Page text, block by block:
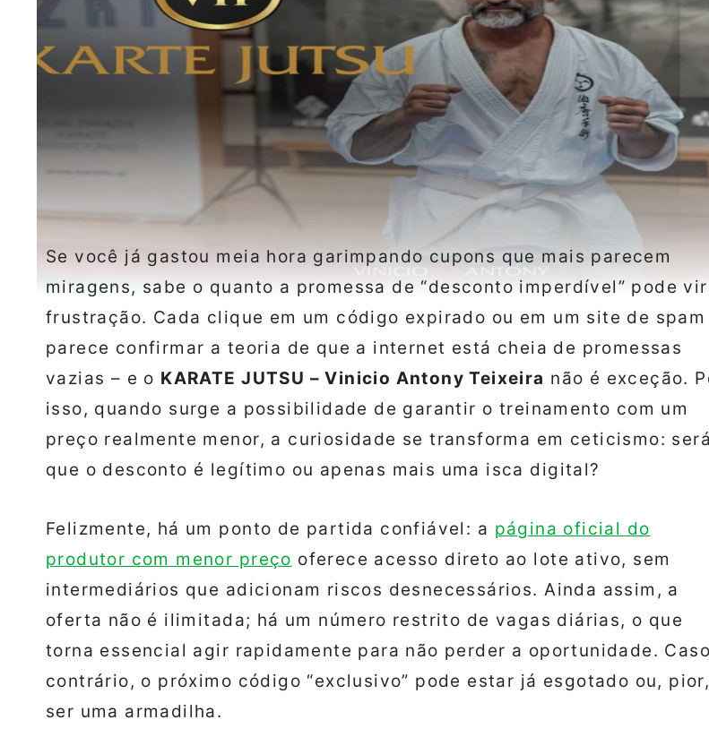
Se você já gastou meia hora garimpando cupons que mais parecem
miragens, sabe o quanto a promessa de “desconto imperdível” pode
frustração. Cada clique em um código expirado ou em um site de spam
parece confirmar a teoria de que a internet está cheia de promessas
vazias – e o KARATE JUTSU – Vinicio Antony Teixeira não é exceção.
isso, quando surge a possibilidade de garantir o treinamento com um
preço realmente menor, a curiosidade se transforma em ceticismo: será
que o desconto é legítimo ou apenas mais uma isca digital?
Felizmente, há um ponto de partida confiável: a página oficial do
produtor com menor preço oferece acesso direto ao lote ativo, sem
intermediários que adicionam riscos desnecessários. Ainda assim, a
oferta não é ilimitada; há um número restrito de vagas diárias, o que
torna essencial agir rapidamente para não perder a oportunidade. Caso
contrário, o próximo código “exclusivo” pode estar já esgotado ou, pior,
ser uma armadilha.